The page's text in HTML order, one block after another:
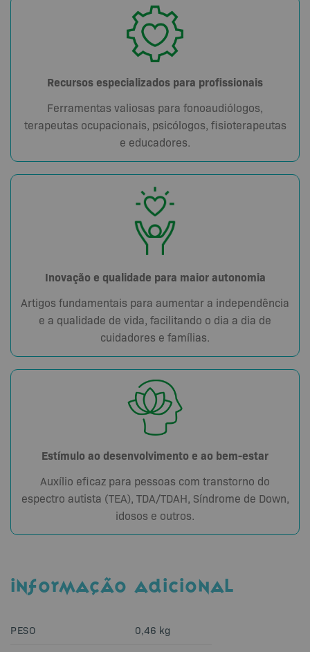
Recursos especializados para profissionais
Ferramentas valiosas para fonoaudiólogos,
terapeutas ocupacionais, psicólogos, fisioterapeutas
e educadores.
Inovação e qualidade para maior autonomia
Artigos fundamentais para aumentar a independência
e a qualidade de vida, facilitando o dia a dia de
cuidadores e famílias.
Estímulo ao desenvolvimento e ao bem-estar
Auxílio eficaz para pessoas com transtorno do
espectro autista (TEA), TDA/TDAH, Síndrome de Down,
idosos e outros.
INFORMAÇÃO ADICIONAL
PESO 0,46 kg